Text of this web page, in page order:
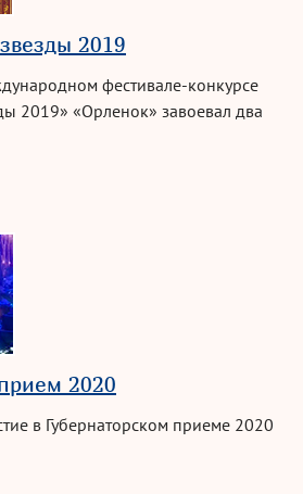
2019
фестивале-конкурсе
2019» «Орленок» завоевал два
2020
в Губернаторском приеме 2020